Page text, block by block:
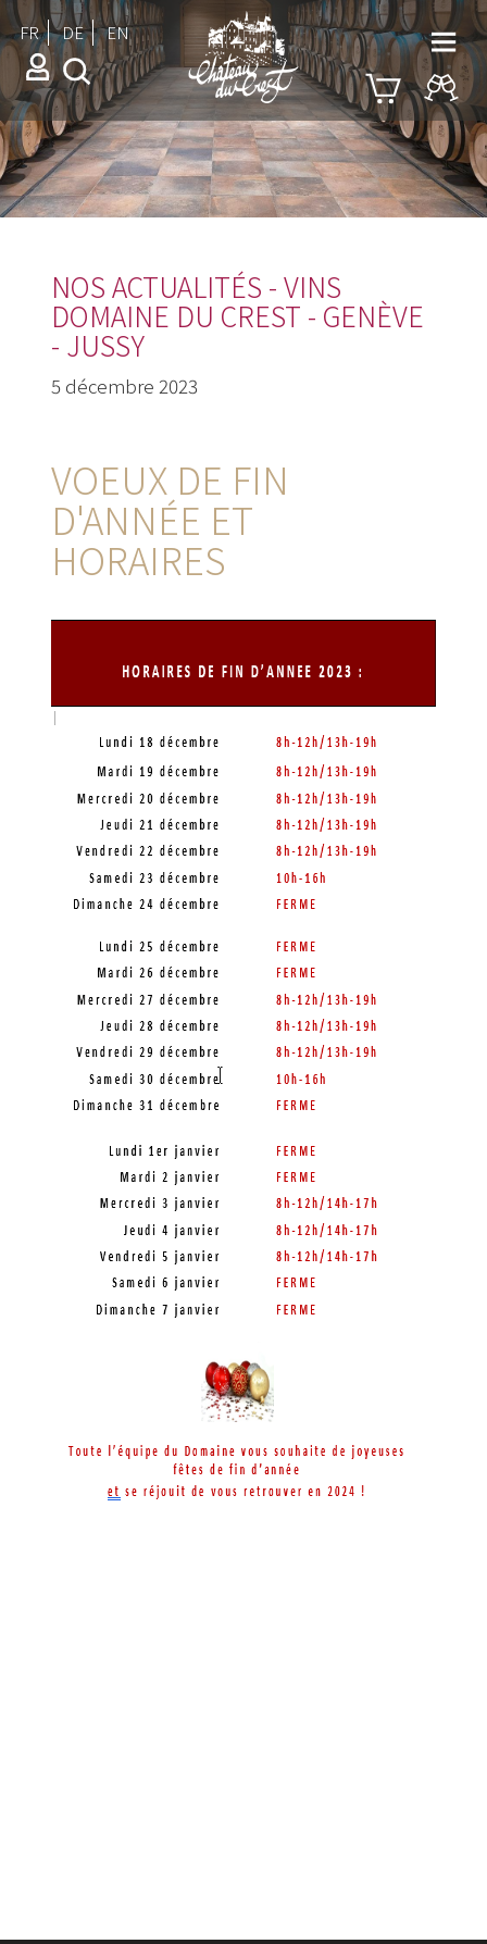
FR DE EN
NOS ACTUALITÉS - VINS
DOMAINE DU CREST - GENÈVE
- JUSSY
5 décembre 2023
VOEUX DE FIN
D'ANNÉE ET
HORAIRES